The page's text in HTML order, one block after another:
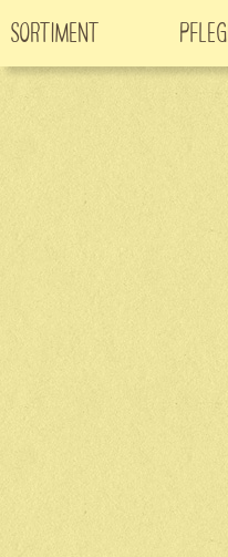
Sortiment
Neuheiten
CO -